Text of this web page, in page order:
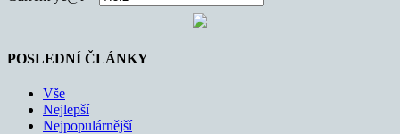
POSLEDNÍ ČLÁNKY
Vše
Nejlepší
Nejpopulárnější